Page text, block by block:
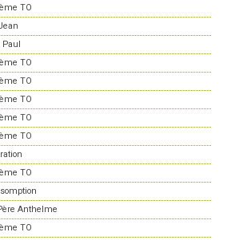
TO
TO
TO
TO
TO
TO
TO
Anthelme
TO